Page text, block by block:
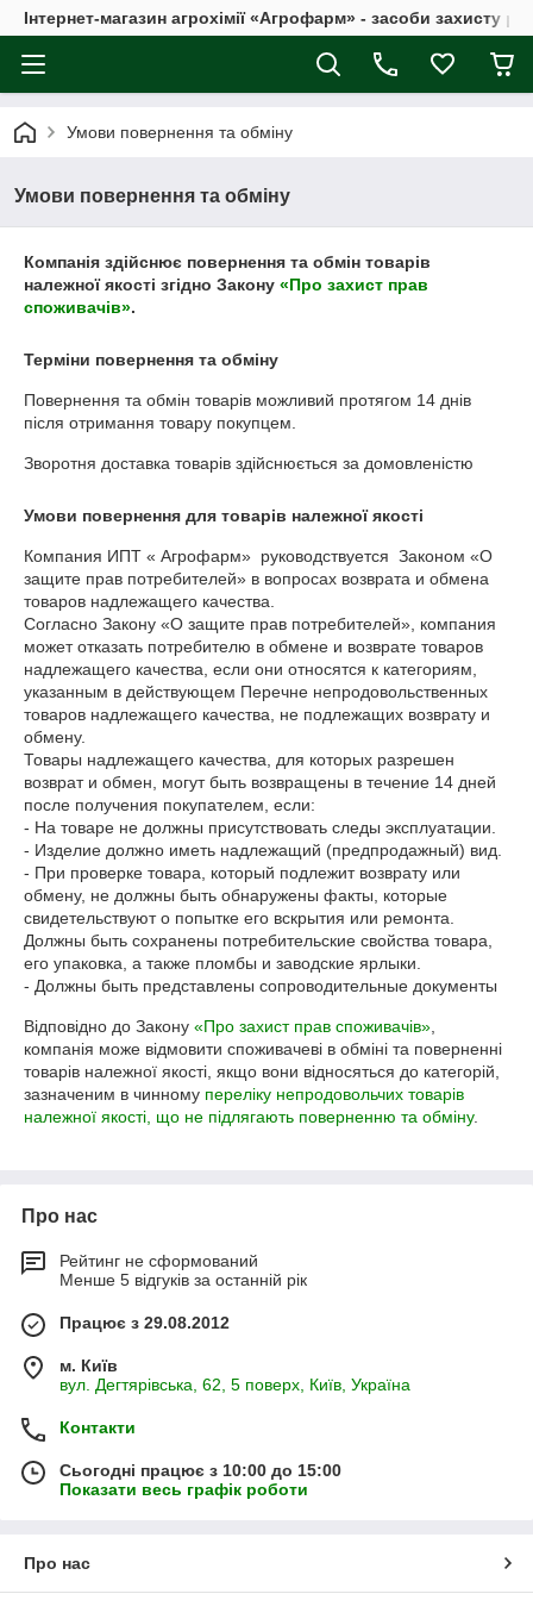
Інтернет-магазин агрохімії «Агрофарм» - засоби захисту
Умови повернення та обміну
Умови повернення та обміну
Компанія здійснює повернення та обмін товарів
належної якості згідно Закону «Про захист прав
споживачів».
Терміни повернення та обміну
Повернення та обмін товарів можливий протягом 14 днів
після отримання товару покупцем.
Зворотня доставка товарів здійснюється за домовленістю
Умови повернення для товарів належної якості
Компания ИПТ « Агрофарм»  руководствуется  Законом «О
защите прав потребителей» в вопросах возврата и обмена
товаров надлежащего качества.
Согласно Закону «О защите прав потребителей», компания
может отказать потребителю в обмене и возврате товаров
надлежащего качества, если они относятся к категориям,
указанным в действующем Перечне непродовольственных
товаров надлежащего качества, не подлежащих возврату и
обмену.
Товары надлежащего качества, для которых разрешен
возврат и обмен, могут быть возвращены в течение 14 дней
после получения покупателем, если:
- На товаре не должны присутствовать следы эксплуатации.
- Изделие должно иметь надлежащий (предпродажный) вид.
- При проверке товара, который подлежит возврату или
обмену, не должны быть обнаружены факты, которые
свидетельствуют о попытке его вскрытия или ремонта.
Должны быть сохранены потребительские свойства товара,
его упаковка, а также пломбы и заводские ярлыки.
- Должны быть представлены сопроводительные документы
Відповідно до Закону «Про захист прав споживачів»
компанія може відмовити споживачеві в обміні та поверненні
товарів належної якості, якщо вони відносяться до категорій,
зазначеним в чинному переліку непродовольчих товарів
належної якості, що не підлягають поверненню та обміну.
Про нас
Рейтинг не сформований
Менше 5 відгуків за останній рік
Працює з 29.08.2012
м. Київ
вул. Дегтярівська, 62, 5 поверх, Київ, Україна
Контакти
Сьогодні працює з 10:00 до 15:00
Показати весь графік роботи
Про нас